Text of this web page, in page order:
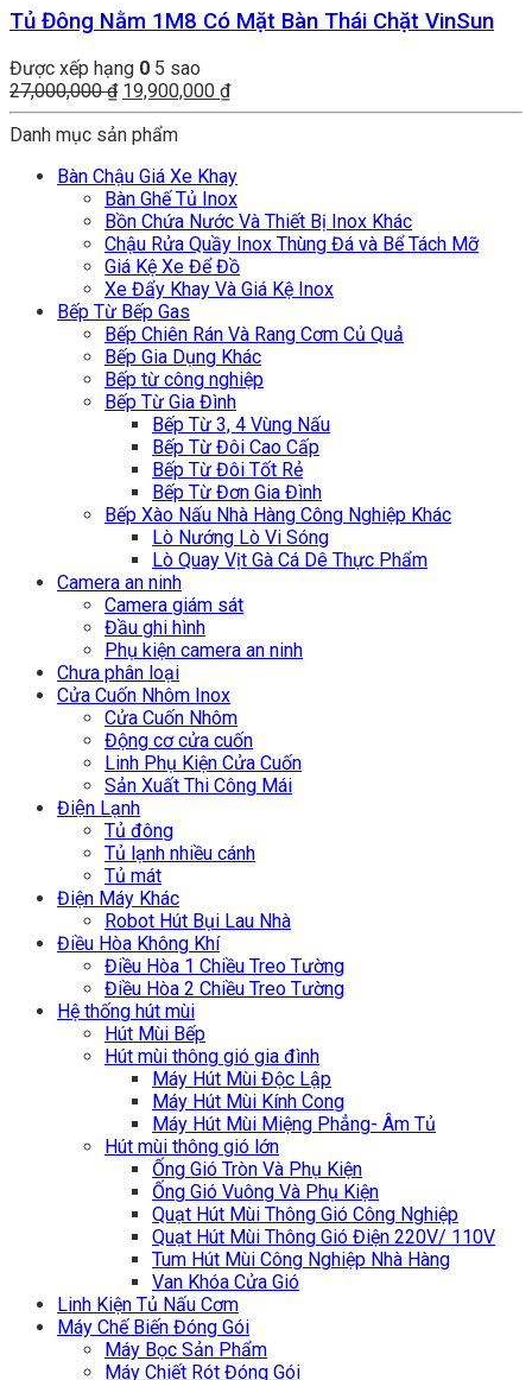
Tủ Đông Nằm 1M8 Có Mặt Bàn Thái Chặt VinSun
Được xếp hạng 0 5 sao
27,000,000₫ Giá
gốc
là:
19,900,000 ₫Giá
hiện
19,900,000 ₫.
Danh mục sản phẩm
Bàn Chậu Giá Xe Khay
Bàn Ghế Tủ Inox
Bồn Chứa Nước Và Thiết Bị Inox Khác
Chậu Rửa Quầy Inox Thùng Đá và Bể Tách Mỡ
Giá Kệ Xe Để Đồ
Xe Đẩy Khay Và Giá Kệ Inox
Bếp Từ Bếp Gas
Bếp Chiên Rán Và Rang Cơm Củ Quả
Bếp Gia Dụng Khác
Bếp từ công nghiệp
Bếp Từ Gia Đình
Bếp Từ 3, 4 Vùng Nấu
Bếp Từ Đôi Cao Cấp
Bếp Từ Đôi Tốt Rẻ
Bếp Từ Đơn Gia Đình
Bếp Xào Nấu Nhà Hàng Công Nghiệp Khác
Lò Nướng Lò Vi Sóng
Lò Quay Vịt Gà Cá Dê Thực Phẩm
Camera an ninh
Camera giám sát
Đầu ghi hình
Phụ kiện camera an ninh
Chưa phân loại
Cửa Cuốn Nhôm Inox
Cửa Cuốn Nhôm
Động cơ cửa cuốn
Linh Phụ Kiện Cửa Cuốn
Sản Xuất Thi Công Mái
Điện Lạnh
Tủ đông
Tủ lạnh nhiều cánh
Tủ mát
Điện Máy Khác
Robot Hút Bụi Lau Nhà
Điều Hòa Không Khí
Điều Hòa 1 Chiều Treo Tường
Điều Hòa 2 Chiều Treo Tường
Hệ thống hút mùi
Hút Mùi Bếp
Hút mùi thông gió gia đình
Máy Hút Mùi Độc Lập
Máy Hút Mùi Kính Cong
Máy Hút Mùi Miệng Phẳng- Âm Tủ
Hút mùi thông gió lớn
Ống Gió Tròn Và Phụ Kiện
Ống Gió Vuông Và Phụ Kiện
Quạt Hút Mùi Thông Gió Công Nghiệp
Quạt Hút Mùi Thông Gió Điện 220V/ 110V
Tum Hút Mùi Công Nghiệp Nhà Hàng
Van Khóa Cửa Gió
Linh Kiện Tủ Nấu Cơm
Máy Chế Biến Đóng Gói
Máy Bọc Sản Phẩm
Máy Chiết Rót Đóng Gói